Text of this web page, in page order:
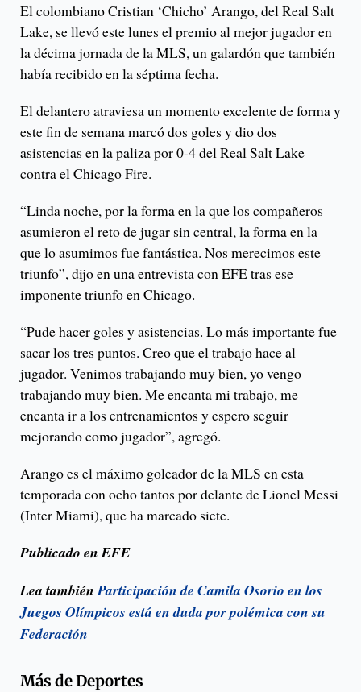
El colombiano Cristian ‘Chicho’ Arango, del Real Salt
Lake, se llevó este lunes el premio al mejor jugador en
la décima jornada de la MLS, un galardón que también
había recibido en la séptima fecha.
El delantero atraviesa un momento excelente de forma y
este fin de semana marcó dos goles y dio dos
asistencias en la paliza por 0-4 del Real Salt Lake
contra el Chicago Fire.
“Linda noche, por la forma en la que los compañeros
asumieron el reto de jugar sin central, la forma en la
que lo asumimos fue fantástica. Nos merecimos este
triunfo”, dijo en una entrevista con EFE tras ese
imponente triunfo en Chicago.
“Pude hacer goles y asistencias. Lo más importante fue
sacar los tres puntos. Creo que el trabajo hace al
jugador. Venimos trabajando muy bien, yo vengo
trabajando muy bien. Me encanta mi trabajo, me
encanta ir a los entrenamientos y espero seguir
mejorando como jugador”, agregó.
Arango es el máximo goleador de la MLS en esta
temporada con ocho tantos por delante de Lionel Messi
(Inter Miami), que ha marcado siete.
Publicado en EFE
Lea tambiénParticipación de Camila Osorio en los
Juegos Olímpicos está en duda por polémica con su
Federación
Más deDeportes